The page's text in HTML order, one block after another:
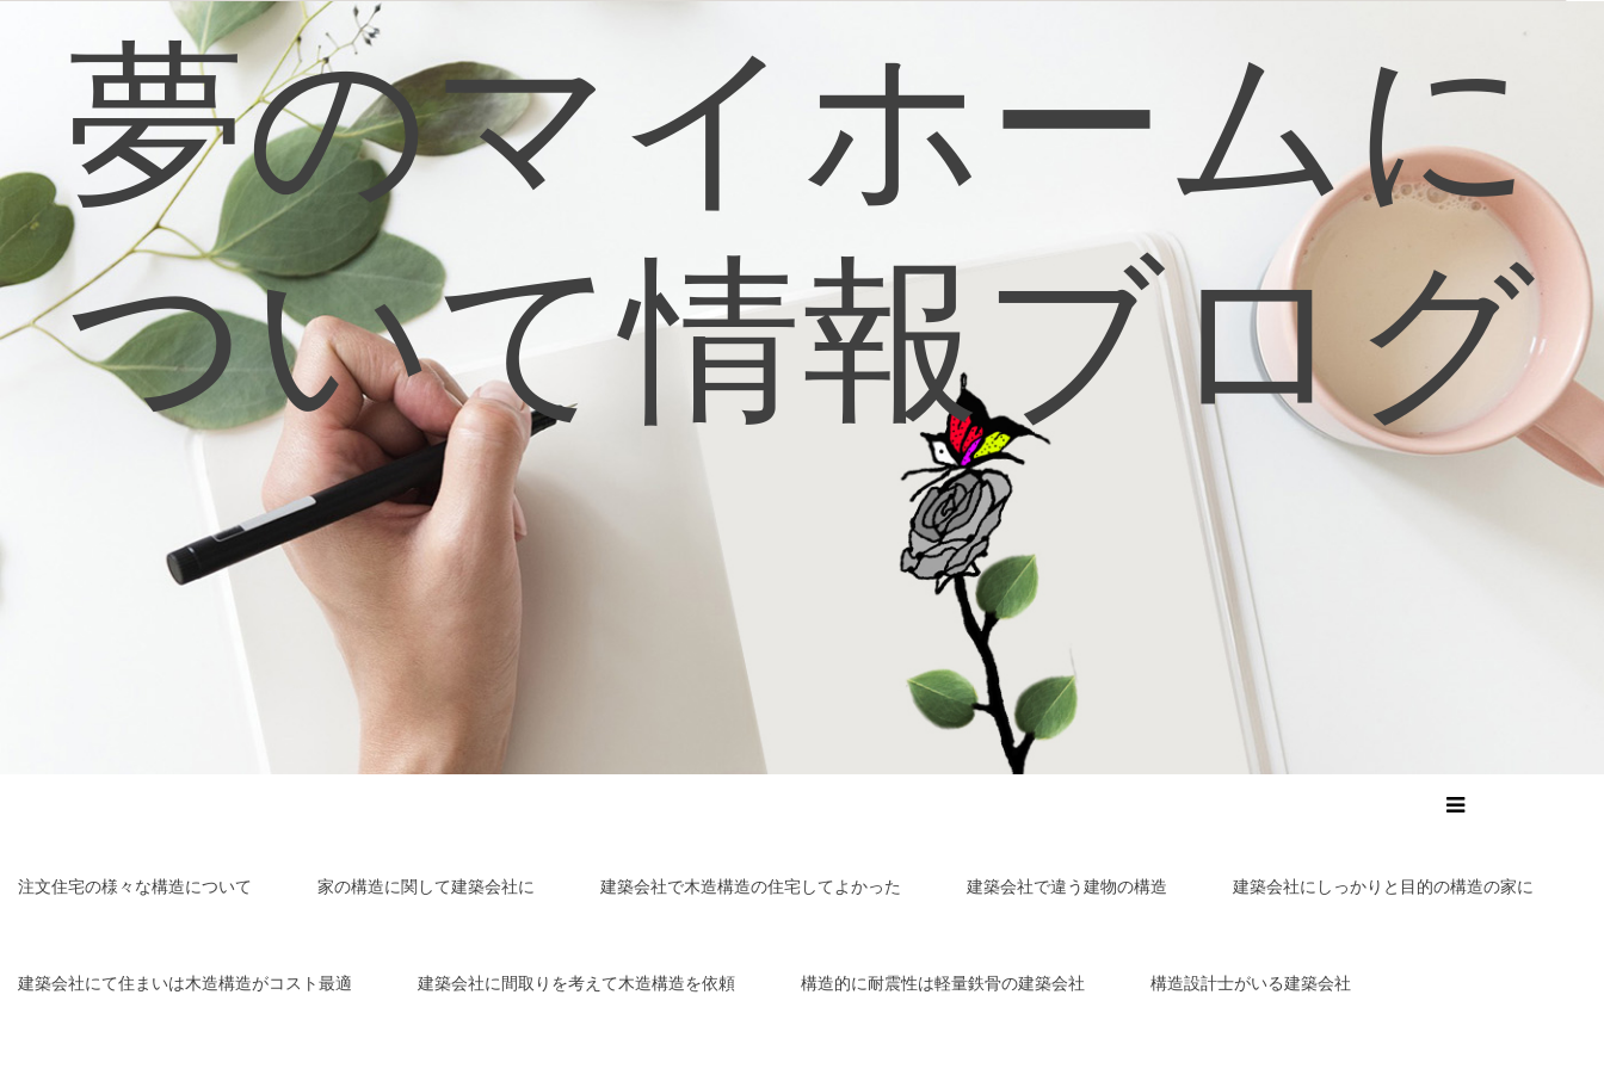
キ
プ
夢のマイホームに
ついて情報ブログ
注文住宅の様々な構造について 家の構造に関して建築会社に 建築会社で木造構造の住宅してよかった 建築会社で違う建物の構造 建築会社にしっかりと目的の構造の家に
建築会社にて住まいは木造構造がコスト最適 建築会社に間取りを考えて木造構造を依頼 構造的に耐震性は軽量鉄骨の建築会社 構造設計士がいる建築会社